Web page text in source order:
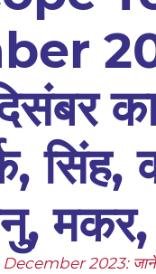
सिंह,
2023: जाने आज